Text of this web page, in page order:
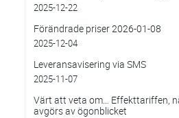
2025-12-22
Förändrade priser 2026-01-08
2025-12-04
Leveransavisering via SMS
2025-11-07
Värt att veta om… Effekttariffen,
avgörs av ögonblicket